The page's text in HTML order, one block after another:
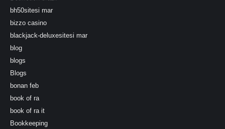
bh50sitesi mar
bizzo casino
blackjack-deluxesitesi mar
blog
blogs
Blogs
bonan feb
book of ra
book of ra it
Bookkeeping